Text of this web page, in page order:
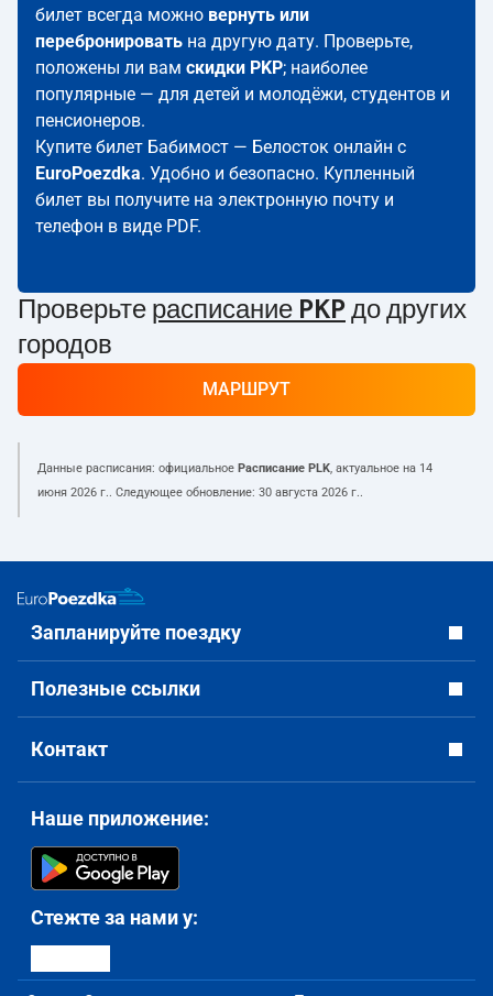
билет всегда можно вернуть или
перебронировать на другую дату. Проверьте,
положены ли вам скидки PKP; наиболее
популярные — для детей и молодёжи, студентов и
пенсионеров.
Купите билет Бабимост — Белосток онлайн с
EuroPoezdka. Удобно и безопасно. Купленный
билет вы получите на электронную почту и
телефон в виде PDF.
Проверьте расписание PKP до других
городов
МАРШРУТ
Данные расписания: официальное Расписание PLK, актуальное на 14
июня 2026 г.. Следующее обновление: 30 августа 2026 г..
Запланируйте поездку
Полезные ссылки
Контакт
Наше приложение:
Стежте за нами у: